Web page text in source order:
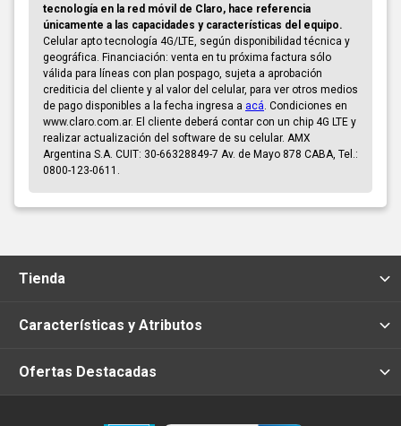
tecnología en la red móvil de Claro, hace referencia
únicamente a las capacidades y características del equipo.
Celular apto tecnología 4G/LTE, según disponibilidad técnica y
geográfica. Financiación: venta en tu próxima factura sólo
válida para líneas con plan pospago, sujeta a aprobación
crediticia del cliente y al valor del celular, para ver otros medios
de pago disponibles a la fecha ingresa a acá . Condiciones en
www.claro.com.ar. El cliente deberá contar con un chip 4G LTE y
realizar actualización del software de su celular. AMX
Argentina S.A. CUIT: 30-66328849-7 Av. de Mayo 878 CABA, Tel.:
0800-123-0611.
Tienda
Características y Atributos
Ofertas Destacadas